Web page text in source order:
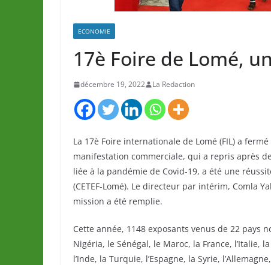
ECONOMIE
17è Foire de Lomé,
décembre 19, 2022 La Redaction
La 17è Foire internationale de Lomé (FIL) a
manifestation commerciale, qui a repris après
liée à la pandémie de Covid-19, a été une
(CETEF-Lomé). Le directeur par intérim, Comla
mission a été remplie.
Cette année, 1148 exposants venus de 22 pays
Nigéria, le Sénégal, le Maroc, la France, l’Italie,
l’Inde, la Turquie, l’Espagne, la Syrie,